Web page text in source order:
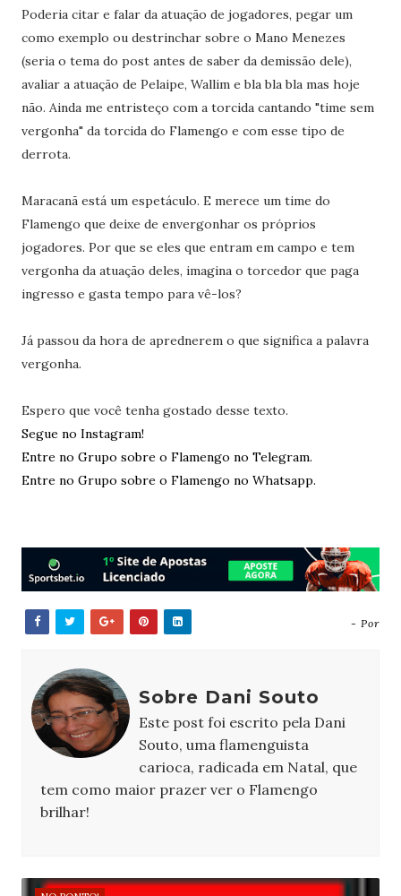
Poderia citar e falar da atuação de jogadores, pegar um
como exemplo ou destrinchar sobre o Mano Menezes
(seria o tema do post antes de saber da demissão dele),
avaliar a atuação de Pelaipe, Wallim e bla bla bla mas hoje
não. Ainda me entristeço com a torcida cantando "time sem
vergonha" da torcida do Flamengo e com esse tipo de
derrota.
Maracanã está um espetáculo. E merece um time do
Flamengo que deixe de envergonhar os próprios
jogadores. Por que se eles que entram em campo e tem
vergonha da atuação deles, imagina o torcedor que paga
ingresso e gasta tempo para vê-los?
Já passou da hora de aprednerem o que significa a palavra
vergonha.
Espero que você tenha gostado desse texto.
Segue no Instagram!
Entre no Grupo sobre o Flamengo no Telegram.
Entre no Grupo sobre o Flamengo no Whatsapp.
- Por
Sobre Dani Souto
Este post foi escrito pela Dani
Souto, uma flamenguista
carioca, radicada em Natal, que
tem como maior prazer ver o Flamengo
brilhar!